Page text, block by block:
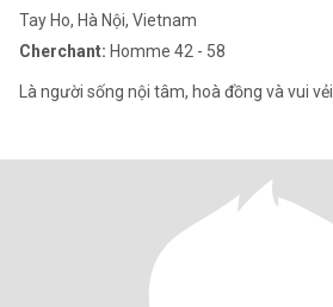
Tay Ho, Hà Nội, Vietnam
Cherchant: Homme 42 - 58
Là người sống nội tâm, hoà đồng và vui vẻi